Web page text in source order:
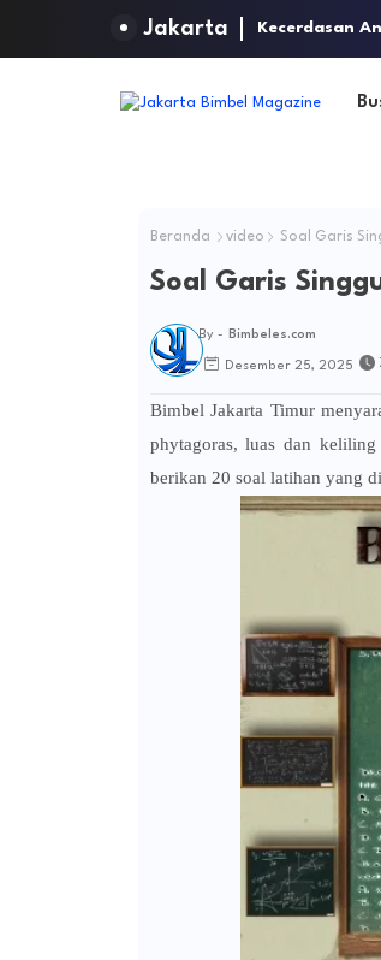
Jakarta Kecerdasan
Beranda video Soal Garis
Soal Garis
By - Bimbeles.com
Desember 25, 2025
Bimbel Jakarta Timur
phytagoras, luas dan
berikan 20 soal latihan yang